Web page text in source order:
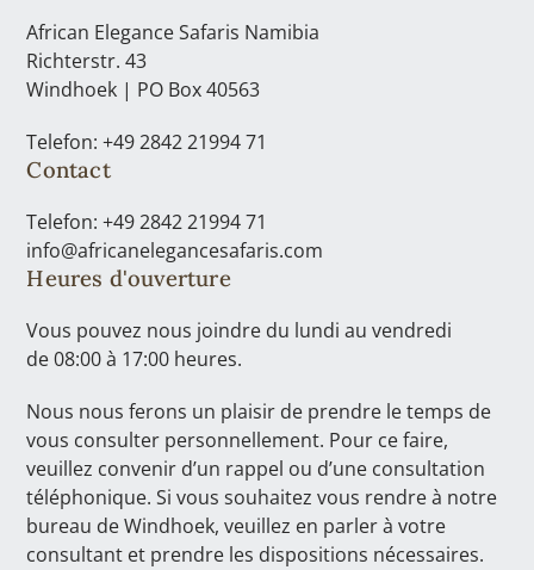
African Elegance Safaris Namibia
Richterstr. 43
Windhoek | PO Box 40563
Telefon: +49 2842 21994 71
Contact
Telefon: +49 2842 21994 71
info@africanelegancesafaris.com
Heures d'ouverture
Vous pouvez nous joindre du lundi au vendredi
de 08:00 à 17:00 heures.
Nous nous ferons un plaisir de prendre le temps de
vous consulter personnellement. Pour ce faire,
veuillez convenir d’un rappel ou d’une consultation
téléphonique. Si vous souhaitez vous rendre à notre
bureau de Windhoek, veuillez en parler à votre
consultant et prendre les dispositions nécessaires.